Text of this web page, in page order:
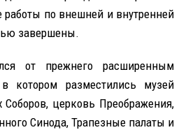
работы по внешней и внутренней
завершены.
от прежнего расширенным
котором разместились музей
церковь Преображения,
Синода, Трапезные палаты и